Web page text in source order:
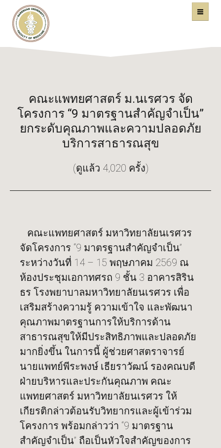
คณะแพทยศาสตร์
คณะแพทยศาสตร์ ม.นเรศวร จัด
โครงการ “9 มาตรฐานสำคัญจำเป็น”
ยกระดับคุณภาพและความปลอดภัย
บริการสาธารณสุข
(ดูแล้ว 4,020 ครั้ง)
คณะแพทยศาสตร์ มหาวิทยาลัยนเรศวร
จัดโครงการ “9 มาตรฐานสำคัญจำเป็น”
ระหว่างวันที่ 14 – 15 พฤษภาคม 2569 ณ
ห้องประชุมเอกาทศรถ 9 ชั้น 3 อาคารสิริน
ธร โรงพยาบาลมหาวิทยาลัยนเรศวร เพื่อ
เสริมสร้างความรู้ ความเข้าใจ และพัฒนา
คุณภาพมาตรฐานการให้บริการด้าน
สาธารณสุขให้มีประสิทธิภาพและปลอดภัย
มากยิ่งขึ้น ในการนี้ ผู้ช่วยศาสตราจารย์
นายแพทย์พีระพงษ์ เธียราวัฒน์ รองคณบดี
ฝ่ายบริหารและประกันคุณภาพ คณะ
แพทยศาสตร์ มหาวิทยาลัยนเรศวร ให้
เกียรติกล่าวต้อนรับวิทยากรและผู้เข้าร่วม
โครงการ พร้อมกล่าวว่า “9 มาตรฐาน
สำคัญจำเป็น” ถือเป็นหัวใจสำคัญของการ